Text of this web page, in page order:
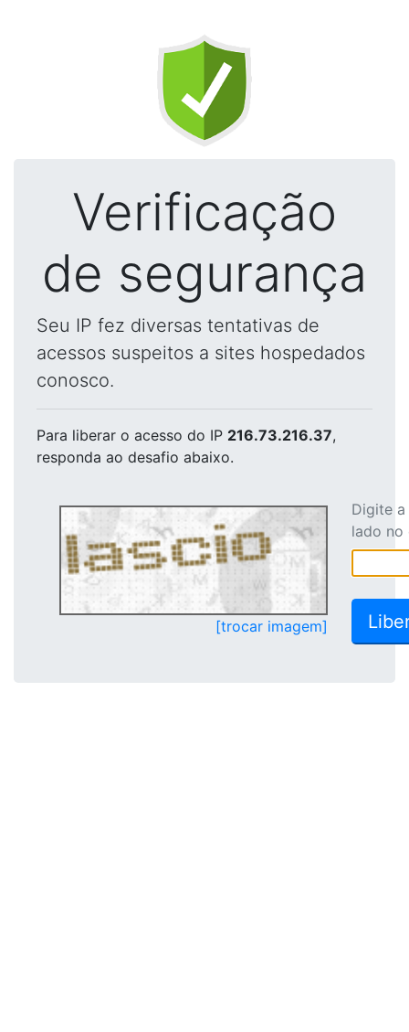
Verificação
de segurança
Seu IP fez diversas tentativas de
acessos suspeitos a sites hospedados
conosco.
Para liberar o acesso do IP 216.73.216.37,
responda ao desafio abaixo.
[trocar imagem]
Digite
lado no